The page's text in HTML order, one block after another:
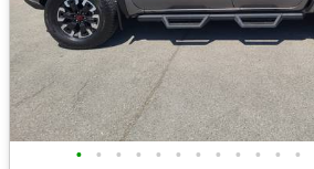
• • • • • • • • • • • •